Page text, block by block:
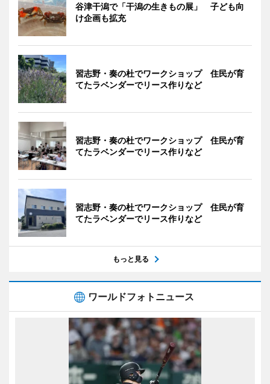
谷津干潟で「干潟の生きもの展」 子ども向
け企画も拡充
習志野・奏の杜でワークショップ 住民が育
てたラベンダーでリース作りなど
習志野・奏の杜でワークショップ 住民が育
てたラベンダーでリース作りなど
習志野・奏の杜でワークショップ 住民が育
てたラベンダーでリース作りなど
もっと見る
ワールドフォトニュース